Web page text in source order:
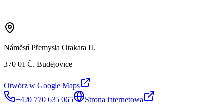
Náměstí Přemysla Otakara II.
370 01 Č. Budějovice
Otwórz w Google Maps
+420 770 635 065
Strona internetowa